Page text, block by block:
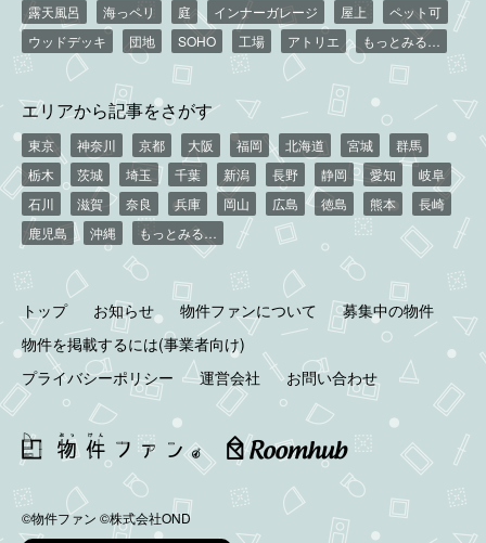
露天風呂
海っペリ 庭 インナーガレージ 屋上
ペット可
ウッドデッキ
団地 SOHO 工場 アトリエ もっとみる…
エリアから記事をさがす
東京 神奈川 京都 大阪 福岡 北海道 宮城
群馬
栃木
茨城 埼玉 千葉 新潟 長野 静岡 愛知
岐阜
石川
滋賀 奈良 兵庫 岡山 広島 徳島 熊本
長崎
鹿児島
沖縄 もっとみる…
トップ お知らせ 物件ファンについて
募集中の物件
物件を掲載するには(事業者向け)
プライバシーポリシー
運営会社 お問い合わせ
©物件ファン ©株式会社OND